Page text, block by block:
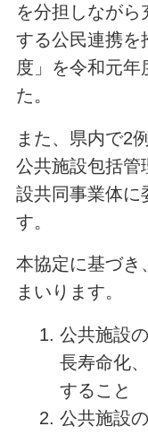
を分担しなが
する公民連携を
度」を令和元年
た。
また、県内で2
公共施設包括管
設共同事業体に
す。
本協定に基づき
まいります。
公共施設
長寿命化
すること
公共施設